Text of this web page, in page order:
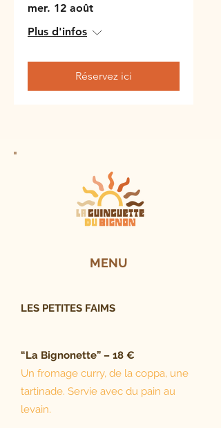
mer. 12 août
Plus d'infos
Réservez ici
MENU
LES PETITES FAIMS
“La Bignonette” – 18 €
Un fromage curry, de la coppa, une
tartinade. Servie avec du pain au
levain.